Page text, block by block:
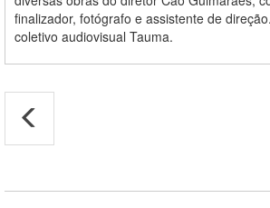
finalizador, fotógrafo e assistente de
coletivo audiovisual Tauma.